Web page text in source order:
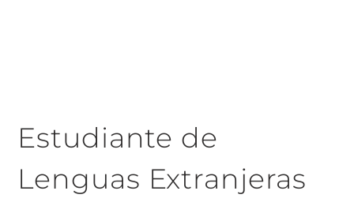
Estudiante de
Lenguas Extranjeras